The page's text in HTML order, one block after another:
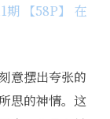
期 【58P】 在
意摆出夸张的
思的神情。这